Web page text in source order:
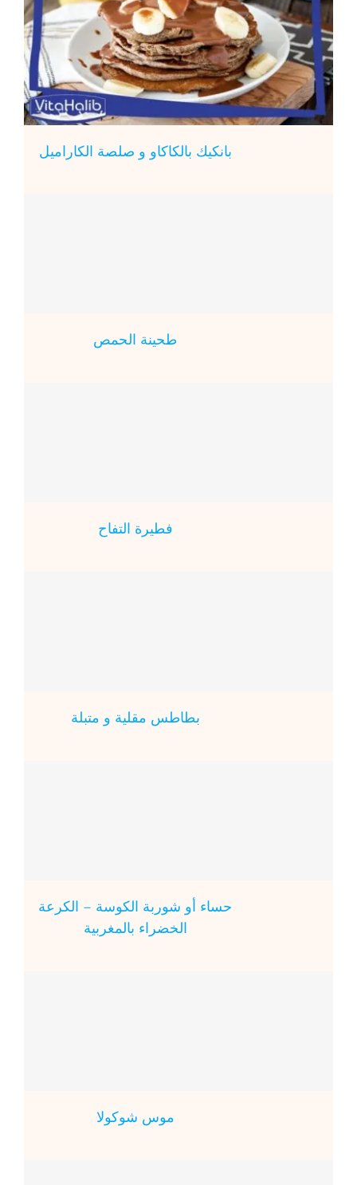
بانكيك بالكاكاو و صلصة الكاراميل
طحينة الحمص
فطيرة التفاح
بطاطس مقلية و متبلة
حساء أو شوربة الكوسة – الكرعة
الخضراء بالمغربية
ﻣﻮس ﺷﻮﻛﻮﻻ